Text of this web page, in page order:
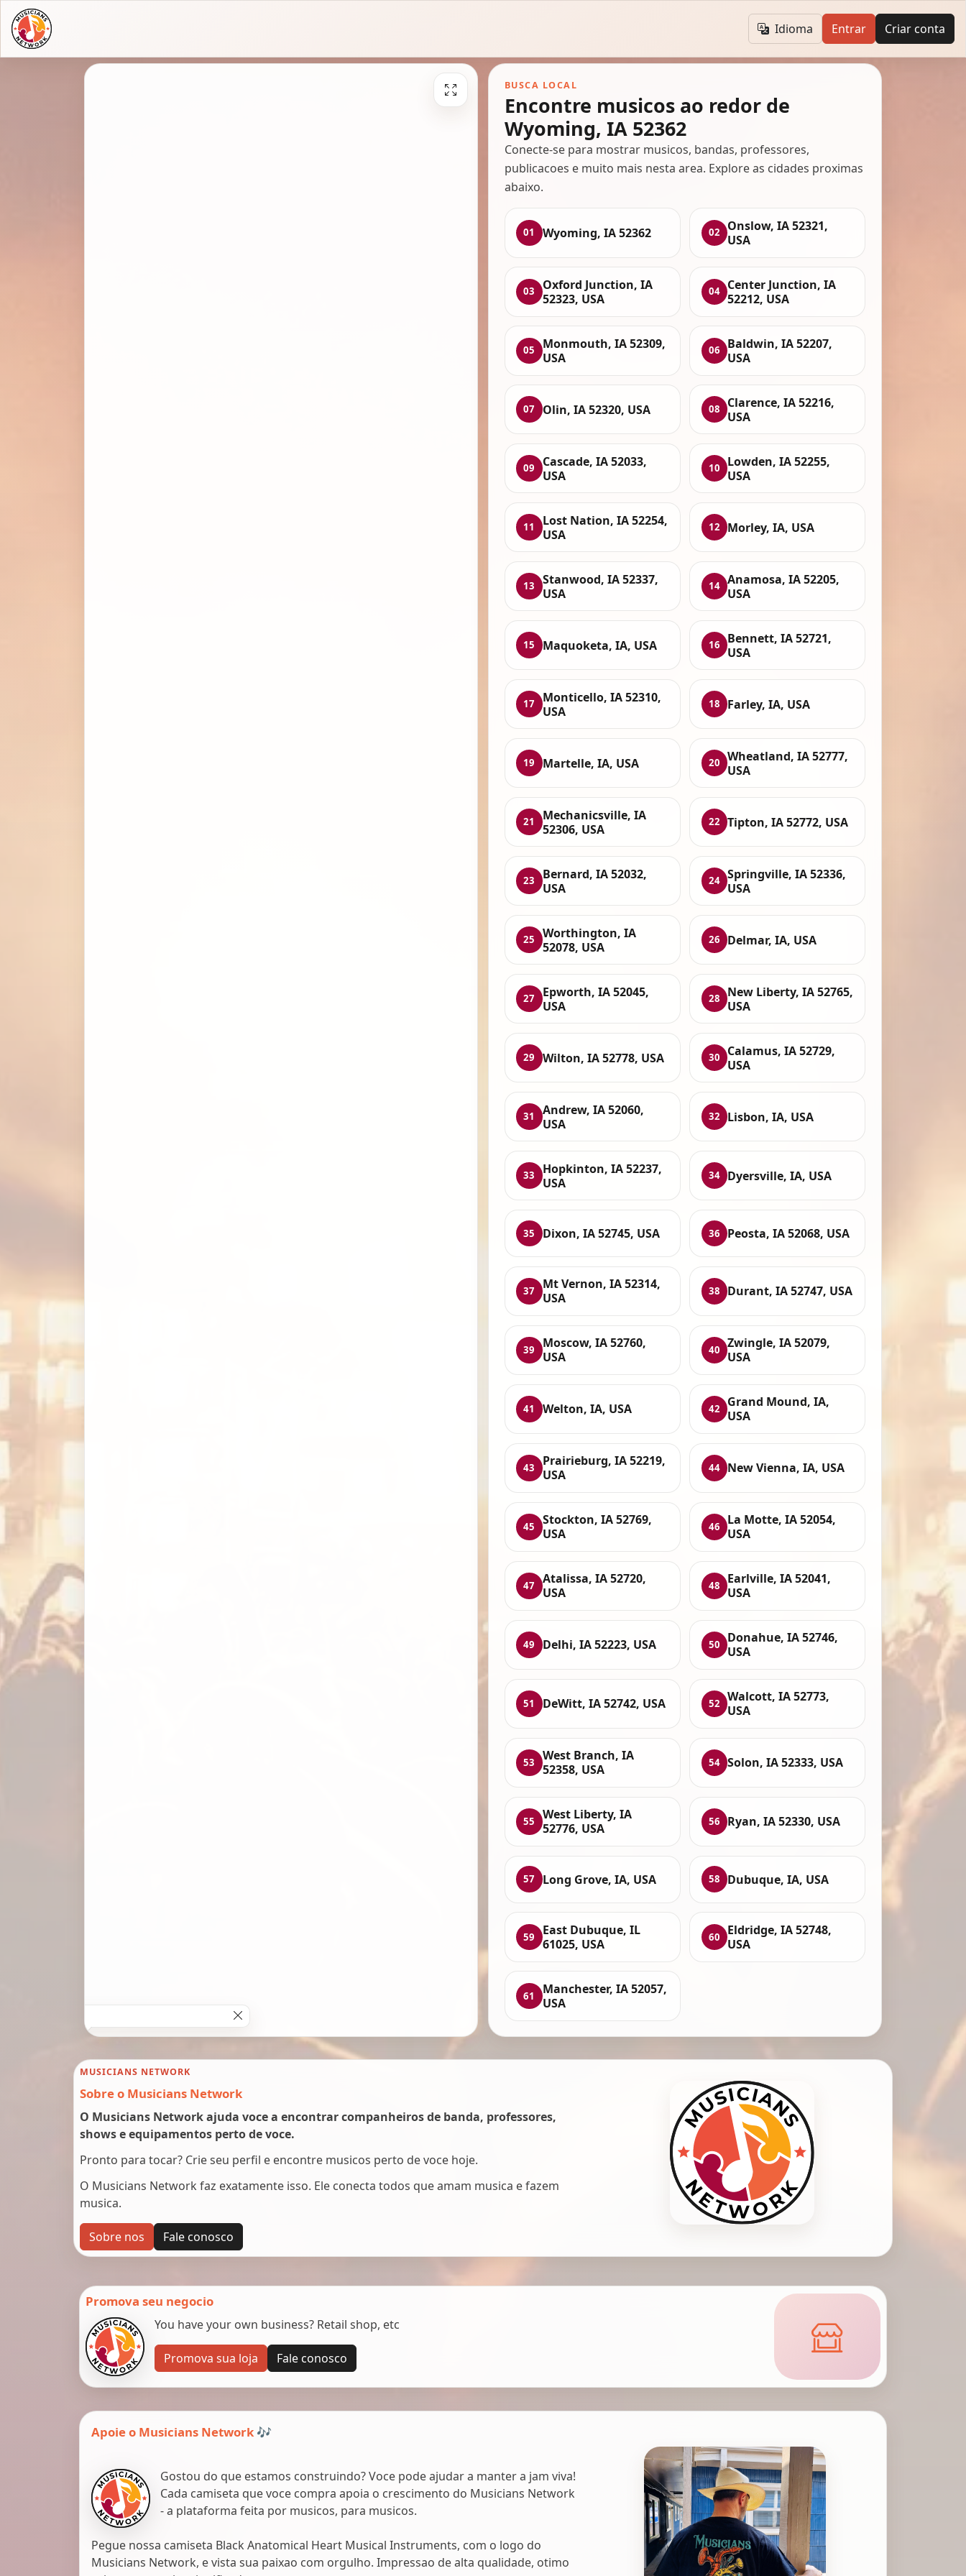
Idioma Entrar Criar conta
BUSCA LOCAL
Encontre musicos ao redor de
Wyoming, IA 52362
Conecte-se para mostrar musicos, bandas, professores,
publicacoes e muito mais nesta area. Explore as cidades proximas
abaixo.
01 Wyoming, IA 52362 02
Onslow, IA 52321,
USA
03
Oxford Junction, IA
52323, USA
04
Center Junction, IA
52212, USA
05
Monmouth, IA 52309,
USA
06
Baldwin, IA 52207,
USA
07 Olin, IA 52320, USA 08
Clarence, IA 52216,
USA
09
Cascade, IA 52033,
USA
10
Lowden, IA 52255,
USA
11
Lost Nation, IA 52254,
USA
12 Morley, IA, USA
13
Stanwood, IA 52337,
USA
14 Anamosa, IA 52205,
USA
15 Maquoketa, IA, USA 16
Bennett, IA 52721,
USA
17
Monticello, IA 52310,
USA
18 Farley, IA, USA
19 Martelle, IA, USA 20
Wheatland, IA 52777,
USA
21
Mechanicsville, IA
52306, USA
22 Tipton, IA 52772, USA
23
Bernard, IA 52032,
USA
24 Springville, IA 52336,
USA
25
Worthington, IA
52078, USA
26 Delmar, IA, USA
27
Epworth, IA 52045,
USA
28
New Liberty, IA 52765,
USA
29 Wilton, IA 52778, USA 30
Calamus, IA 52729,
USA
31
Andrew, IA 52060,
USA
32 Lisbon, IA, USA
33
Hopkinton, IA 52237,
USA
34 Dyersville, IA, USA
35 Dixon, IA 52745, USA 36 Peosta, IA 52068, USA
37
Mt Vernon, IA 52314,
USA
38 Durant, IA 52747, USA
39
Moscow, IA 52760,
USA
40
Zwingle, IA 52079,
USA
41 Welton, IA, USA 42
Grand Mound, IA,
USA
43
Prairieburg, IA 52219,
USA
44 New Vienna, IA, USA
45
Stockton, IA 52769,
USA
46
La Motte, IA 52054,
USA
47
Atalissa, IA 52720,
USA
48
Earlville, IA 52041,
USA
49 Delhi, IA 52223, USA 50
Donahue, IA 52746,
USA
51 DeWitt, IA 52742, USA 52
Walcott, IA 52773,
USA
53
West Branch, IA
52358, USA
54 Solon, IA 52333, USA
55
West Liberty, IA
52776, USA
56 Ryan, IA 52330, USA
57 Long Grove, IA, USA 58 Dubuque, IA, USA
59
East Dubuque, IL
61025, USA
60
Eldridge, IA 52748,
USA
61
Manchester, IA 52057,
USA
MUSICIANS NETWORK
Sobre o Musicians Network
O Musicians Network ajuda voce a encontrar companheiros de banda, professores,
shows e equipamentos perto de voce.
Pronto para tocar? Crie seu perfil e encontre musicos perto de voce hoje.
O Musicians Network faz exatamente isso. Ele conecta todos que amam musica e fazem
musica.
Sobre nos Fale conosco
Promova seu negocio
You have your own business? Retail shop, etc
Promova sua loja Fale conosco
Apoie o Musicians Network 🎶
Gostou do que estamos construindo? Voce pode ajudar a manter a jam viva!
Cada camiseta que voce compra apoia o crescimento do Musicians Network
- a plataforma feita por musicos, para musicos.
Pegue nossa camiseta Black Anatomical Heart Musical Instruments, com o logo do
Musicians Network, e vista sua paixao com orgulho. Impressao de alta qualidade, otimo